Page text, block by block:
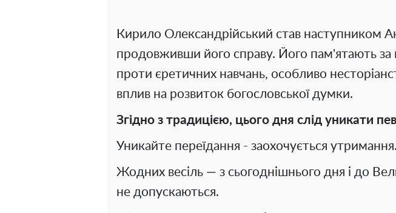
Кирило Олександрійський став наступником
продовживши його справу. Його пам'ятають за
проти єретичних навчань, особливо
вплив на розвиток богословської думки.
Згідно з традицією, цього дня слід уникати
Уникайте переїдання - заохочується утримання.
Жодних весіль — з сьогоднішнього дня і до
не допускаються.